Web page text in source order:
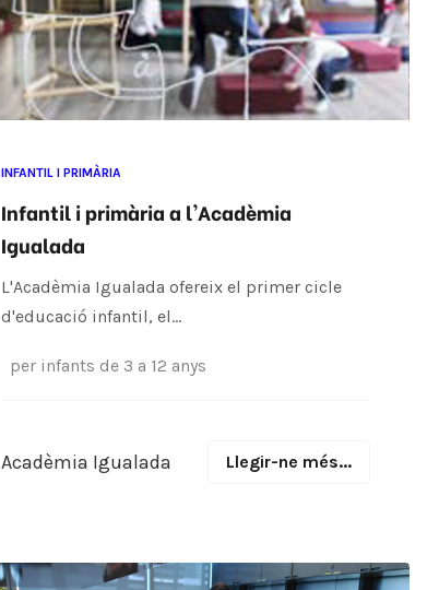
INFANTIL I PRIMÀRIA
Infantil i primària a l'Acadèmia
Igualada
L'Acadèmia Igualada ofereix el primer cicle
d'educació infantil, el...
per infants de 3 a 12 anys
Acadèmia Igualada Llegir-ne més...